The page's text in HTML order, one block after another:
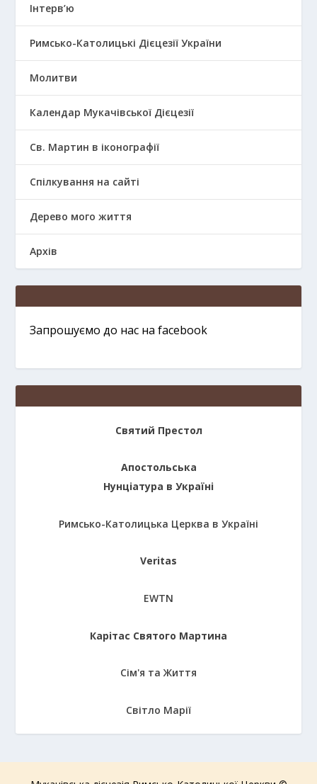
Інтерв’ю
Римсько-Католицькі Дієцезії України
Молитви
Календар Мукачівської Дієцезії
Св. Мартин в іконографії
Спілкування на сайті
Дерево мого життя
Архів
Запрошуємо до нас на facebook
Святий Престол
Апостольська
Нунціатура в Україні
Римсько-Католицька Церква в Україні
Veritas
EWTN
Карітас Святого Мартина
Сім'я та Життя
Світло Марії